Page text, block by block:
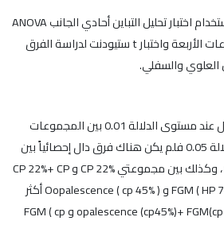
أجريت التحاليل الإحصائية باستخدام اختبار تحليل التباين أحادي الجانب ANOVA
لدراسة الفروق بين المجموعات الأربعة واختبار t ستيودنت لدراسة الفرق
العلوي والسفلي.
أظهرت النتائج وجود فرق دال عند مستوى الدلالة 0.01 بين المجموعات
الأربعة، أما عند مستوى الدلالة 0.05 فلم يكن هناك فرق دال إحصائياً بين
مجوعتي HP 7.5% و CP45% ، وكذلك بين مجموعتي CP 22% و CP 22%+ CP
45% . وكانت مجموعتا FGM ( HP 7.5% ) و Oopalescence ( cp 45% ) أكثر
فعاليةً من مجموعتيopalescence (cp45%)+ FGM(cp 22%) و FGM ( cp